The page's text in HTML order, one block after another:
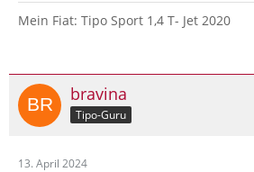
Mein Fiat: Tipo Sport 1,4 T- Jet 2020
bravina
Tipo-Guru
13. April 2024